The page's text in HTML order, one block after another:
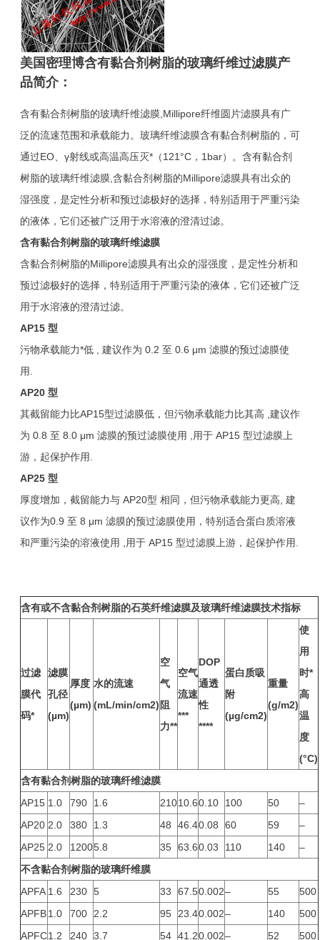
美国密理博含有黏合剂树脂的玻璃纤维过滤膜产
品简介：
含有黏合剂树脂的玻璃纤维滤膜,Millipore纤维圆片滤膜具有广
泛的流速范围和承载能力。玻璃纤维滤膜含有黏合剂树脂的，可
通过EO、γ射线或高温高压灭*（121°C，1bar）。含有黏合剂
树脂的玻璃纤维滤膜,含黏合剂树脂的Millipore滤膜具有出众的
湿强度，是定性分析和预过滤极好的选择，特别适用于严重污染
的液体，它们还被广泛用于水溶液的澄清过滤。
含有黏合剂树脂的玻璃纤维滤膜
含黏合剂树脂的Millipore滤膜具有出众的湿强度，是定性分析和
预过滤极好的选择，特别适用于严重污染的液体，它们还被广泛
用于水溶液的澄清过滤。
AP15 型
污物承载能力*低 , 建议作为 0.2 至 0.6 μm 滤膜的预过滤膜使
用.
AP20 型
其截留能力比AP15型过滤膜低，但污物承载能力比其高 ,建议作
为 0.8 至 8.0 μm 滤膜的预过滤膜使用 ,用于 AP15 型过滤膜上
游，起保护作用.
AP25 型
厚度增加，截留能力与 AP20型 相同，但污物承载能力更高, 建
议作为0.9 至 8 μm 滤膜的预过滤膜使用，特别适合蛋白质溶液
和严重污染的溶液使用 ,用于 AP15 型过滤膜上游，起保护作用.
含有或不含黏合剂树脂的石英纤维滤膜及玻璃纤维滤膜技术指标
过滤
膜代
码*
滤膜
孔径
(µm)
厚度
(µm)
水的流速
(mL/min/cm2)
空
气
阻
力**
空气
流速
***
DOP
通透
性
****
蛋白质吸
附
(µg/cm2)
重量
(g/m2)
使
用
时*
高
温
度
(°C)
含有黏合剂树脂的玻璃纤维滤膜
AP15 1.0 790 1.6 21010.60.10 100 50
–
AP20 2.0 380 1.3 48 46.40.08 60 59
–
AP25 2.0 12005.8 35 63.60.03 110 140
–
不含黏合剂树脂的玻璃纤维膜
APFA 1.6 230 5 33 67.50.002– 55
500
APFB1.0 700 2.2 95 23.40.002– 140
500
APFC1.2 240 3.7 54 41.20.002– 52 500